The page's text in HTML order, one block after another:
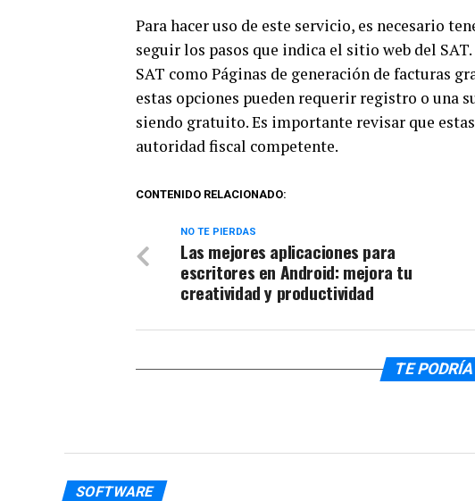
Para hacer uso de este servicio, es necesario
seguir los pasos que indica el sitio web del
SAT como Páginas de generación de facturas
estas opciones pueden requerir registro o una
siendo gratuito. Es importante revisar que
autoridad fiscal competente.
CONTENIDO RELACIONADO:
NO TE PIERDAS
Las mejores aplicaciones para
escritores en Android: mejora tu
creatividad y productividad
TE
SOFTWARE